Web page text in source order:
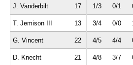
J. Vanderbilt 17 1/3 0/1
T. Jemison III 13 3/4 0/0
G. Vincent 22 4/5 4/4
D. Knecht 21 4/8 3/7